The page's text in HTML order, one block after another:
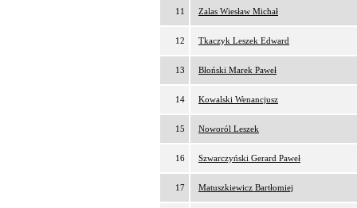
11 Zalas Wiesław Michał
12 Tkaczyk Leszek Edward
13 Błoński Marek Paweł
14 Kowalski Wenancjusz
15 Noworól Leszek
16 Szwarczyński Gerard Paweł
17 Matuszkiewicz Bartłomiej